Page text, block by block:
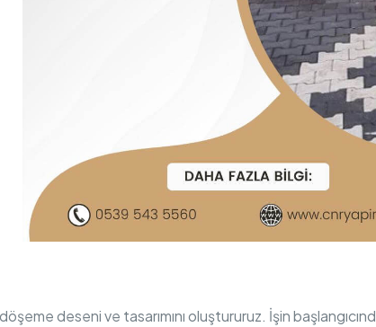
deseni ve tasarımını oluştururuz. İşin